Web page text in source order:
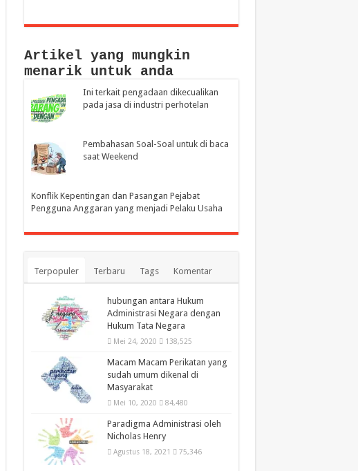
Artikel yang mungkin
menarik untuk anda
Ini terkait pengadaan dikecualikan
pada jasa di industri perhotelan
Pembahasan Soal-Soal untuk di baca
saat Weekend
Konflik Kepentingan dan Pasangan Pejabat
Pengguna Anggaran yang menjadi Pelaku Usaha
Terpopuler Terbaru Tags Komentar
hubungan antara Hukum
Administrasi Negara dengan
Hukum Tata Negara
Mei 24, 2020 138,525
Macam Macam Perikatan yang
sudah umum dikenal di
Masyarakat
Mei 10, 2020 84,480
Paradigma Administrasi oleh
Nicholas Henry
Agustus 18, 2021 75,346